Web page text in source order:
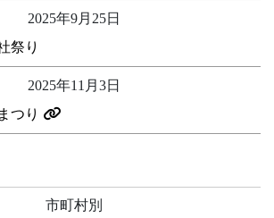
2025年9月25日
祭り
2025年11月3日
つり
市町村別